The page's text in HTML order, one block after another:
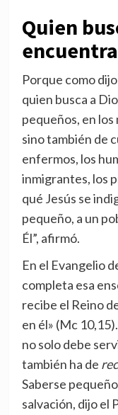
Quien
Porque como
quien busca a
pequeños, en
sino también de
enfermos, los
inmigrantes, los
qué Jesús se
pequeño, a un
Él”, afirmó.
En el Evangelio
completa esa
recibe el Reino
en él» (Mc
no solo debe
también ha de
Saberse
salvación, dijo el